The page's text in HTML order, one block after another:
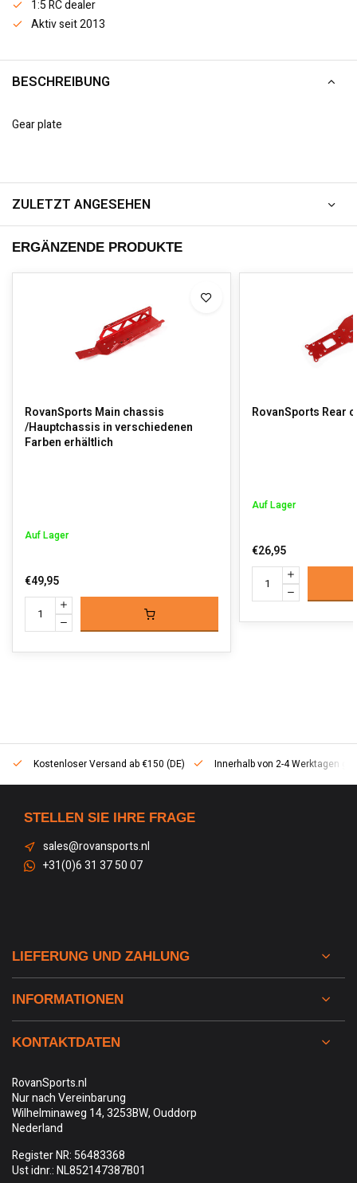
1:5 RC dealer
Aktiv seit 2013
BESCHREIBUNG
Gear plate
ZULETZT ANGESEHEN
ERGÄNZENDE PRODUKTE
RovanSports Main chassis
/Hauptchassis in verschiedenen
Farben erhältlich
Auf Lager
€49,95
RovanSports Rear
Auf Lager
€26,95
Kostenloser Versand ab €150 (DE) Innerhalb von 2-4 Werktagen
STELLEN SIE IHRE FRAGE
sales@rovansports.nl
+31(0)6 31 37 50 07
LIEFERUNG UND ZAHLUNG
INFORMATIONEN
KONTAKTDATEN
RovanSports.nl
Nur nach Vereinbarung
Wilhelminaweg 14, 3253BW, Ouddorp
Nederland
Register NR: 56483368
Ust idnr.: NL852147387B01